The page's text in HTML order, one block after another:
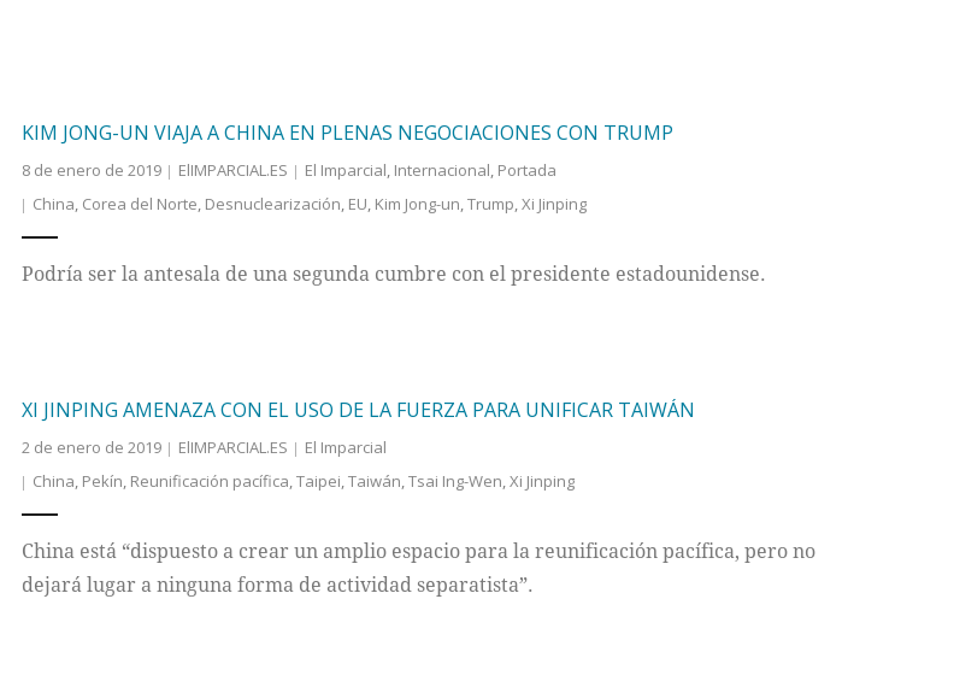
KIM JONG-UN VIAJA A CHINA EN PLENAS NEGOCIACIONES CON TRUMP
8 de enero de 2019 ElIMPARCIAL.ES El Imparcial, Internacional, Portada
China, Corea del Norte, Desnuclearización, EU, Kim Jong-un,Trump,Xi Jinping
Podría ser la antesala de una segunda cumbre con el presidente estadounidense.
XI JINPING AMENAZA CON EL USO DE LA FUERZA PARA UNIFICAR TAIWÁN
2 de enero de 2019 ElIMPARCIAL.ES
El Imparcial
China, Pekín, Reunificación pacífica,Taipei,Taiwán,Tsai Ing-Wen,Xi Jinping
China está “dispuesto a crear un amplio espacio para la reunificación pacífica, pero no
dejará lugar a ninguna forma de actividad separatista”.